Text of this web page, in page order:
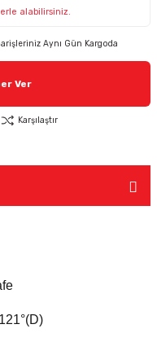
Tuş Takımı Ürünler
Alarm Aksesuarlar
alabilirsiniz.
Aynı Gün Kargoda
Ver
Karşılaştır